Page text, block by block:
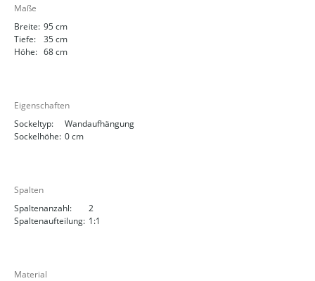
Maße
Breite: 95 cm
Tiefe:
35 cm
Höhe: 68 cm
Eigenschaften
Sockeltyp:
Wandaufhängung
Sockelhöhe: 0 cm
Spalten
Spaltenanzahl:
2
Spaltenaufteilung: 1:1
Material